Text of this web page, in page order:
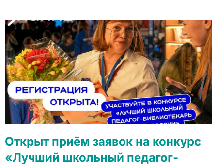
Открыт приём заявок на конкурс
«Лучший школьный педагог-